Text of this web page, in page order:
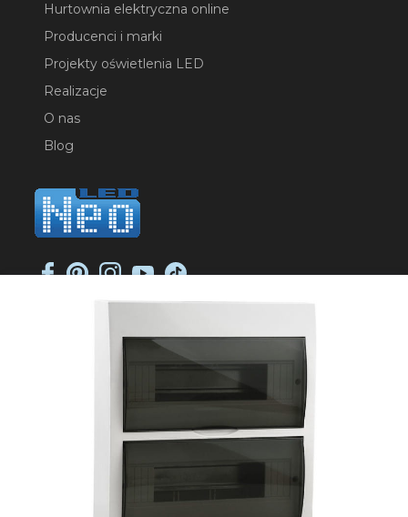
Hurtownia elektryczna online
Producenci i marki
Projekty oświetlenia LED
Realizacje
O nas
Blog
ul. Jana Długosza 2
sklep@neoled.pl